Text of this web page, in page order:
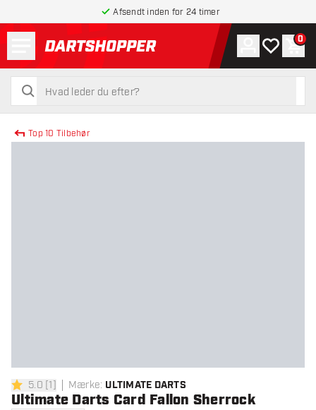
Afsendt inden for 24 timer
tilbage til forsiden
søg
søg
Konto
Min 0
Top 10 Tilbehør
5 bedømmelsesstjerner
5.0 [1] Mærke: ULTIMATE DARTS
Ultimate Darts Card Fallon Sherrock